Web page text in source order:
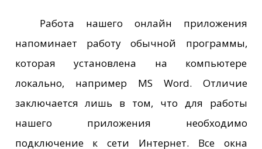
Работа нашего онлайн приложения
напоминает работу обычной программы,
которая установлена на компьютере
локально, например MS Word. Отличие
заключается лишь в том, что для работы
нашего приложения необходимо
подключение к сети Интернет. Все окна